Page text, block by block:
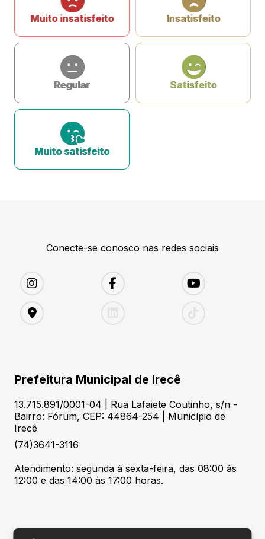
Muito insatisfeito Insatisfeito
Regular Satisfeito
Muito satisfeito
Conecte-se conosco nas redes sociais
Prefeitura Municipal de Irecê
13.715.891/0001-04 | Rua Lafaiete Coutinho, s/n -
Bairro: Fórum, CEP: 44864-254 | Município de
Irecê
(74)3641-3116
Atendimento: segunda à sexta-feira, das 08:00 às
12:00 e das 14:00 às 17:00 horas.